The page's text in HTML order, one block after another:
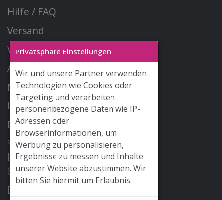
Privatsphäre Einstellungen
Wir und unsere Partner verwenden
Technologien wie Cookies oder
Targeting und verarbeiten
personenbezogene Daten wie IP-
Adressen oder
Browserinformationen, um
Werbung zu personalisieren,
Ergebnisse zu messen und Inhalte
unserer Website abzustimmen. Wir
bitten Sie hiermit um Erlaubnis.
Hilfe / FAQ
Versand
Widerrufsrecht
AGB
Newsletter
Impressum
Datenschutz
STOFF & LIEBE GmbH
Hohe Str. 2
68526 Ladenburg
E-Mail: info@stoffundliebe.de